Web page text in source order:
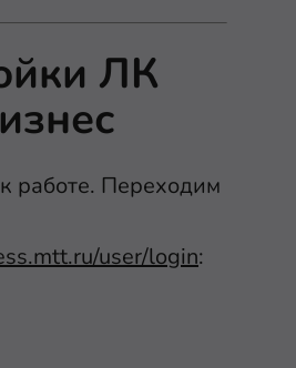
ЛК
работе. Переходим
user/login: